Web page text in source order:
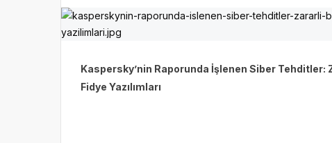
Kaspersky’nin Raporunda İşlenen Siber Tehditler:
Fidye Yazılımları